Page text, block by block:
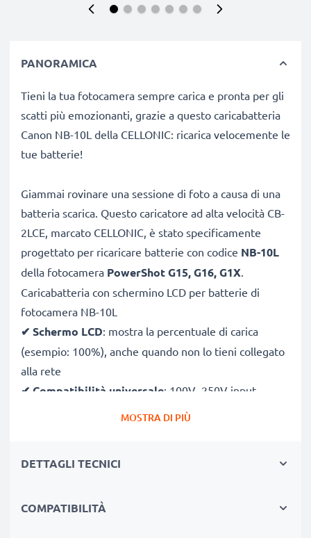
PANORAMICA
Tieni la tua fotocamera sempre carica e pronta per gli
scatti più emozionanti, grazie a questo caricabatteria
Canon NB-10L della CELLONIC: ricarica velocemente le
tue batterie!
Giammai rovinare una sessione di foto a causa di una
batteria scarica. Questo caricatore ad alta velocità CB-
2LCE, marcato CELLONIC, è stato specificamente
progettato per ricaricare batterie con codice NB-10L
della fotocamera PowerShot G15, G16, G1X.
Caricabatteria con schermino LCD per batterie di
fotocamera NB-10L
✔ Schermo LCD: mostra la percentuale di carica
(esempio: 100%), anche quando non lo tieni collegato
alla rete
✔ Compatibilità universale: 100V–250V input
flessibile, utilizzabile ovunque, in Italia, Europa o fuori
aumenta la durata della batteria incrementando la
✔Sicurezza certificato
MOSTRA DI PIÙ
DETTAGLI TECNICI
COMPATIBILITÀ